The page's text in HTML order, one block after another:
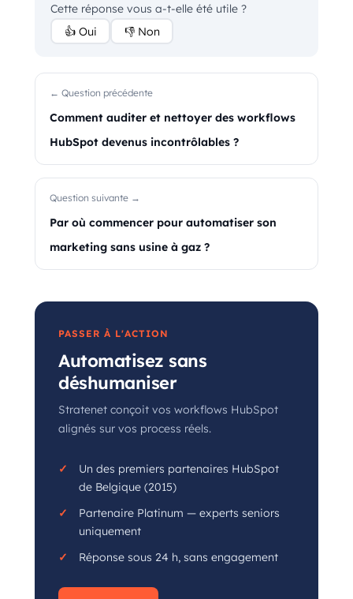
Cette réponse vous a-t-elle été utile ?
👍 Oui
👎 Non
← Question précédente
Comment auditer et nettoyer des workflows
HubSpot devenus incontrôlables ?
Question suivante →
Par où commencer pour automatiser son
marketing sans usine à gaz ?
PASSER À L'ACTION
Automatisez sans
déshumaniser
Stratenet conçoit vos workflows HubSpot
alignés sur vos process réels.
Un des premiers partenaires HubSpot
de Belgique (2015)
Partenaire Platinum — experts seniors
uniquement
Réponse sous 24 h, sans engagement